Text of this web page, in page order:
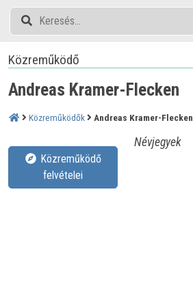
kihagyása
Közreműködő
Andreas Kramer-Flecken
Közreműködők Andreas Kramer-Flecken
felvételei
Névjegyek